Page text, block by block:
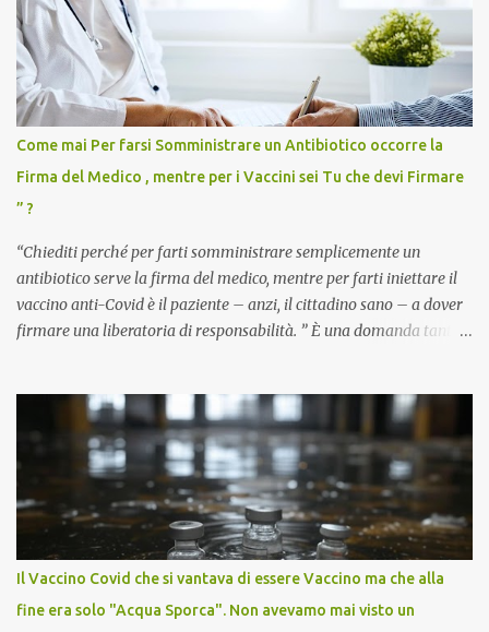
Come mai Per farsi Somministrare un Antibiotico occorre la
Firma del Medico , mentre per i Vaccini sei Tu che devi Firmare
” ?
“Chiediti perché per farti somministrare semplicemente un
antibiotico serve la firma del medico, mentre per farti iniettare il
vaccino anti-Covid è il paziente – anzi, il cittadino sano – a dover
firmare una liberatoria di responsabilità. ” È una domanda tanto
pandemia. Un interrogativo che dovrebbe scuotere chiunque abbia
ancora il coraggio di pensare con la propria testa. Per il vaccino
anti-Covid, un pro-farmaco, con autorizzazione condizionata,
sviluppato in tempi record, con tecnologie mai utilizzate prima su
larga scala, ancora oggetto di studio e di discussione
internazionale serve solo una firma. La tua. Lo si somministra
anche a persone sane, giovani, senza fattori di rischio, spesso già
serve una prescrizione. Non c’è diagnosi. Non c’è presa in carico.
Il Vaccino Covid che si vantava di essere Vaccino ma che alla
fine era solo "Acqua Sporca". Non avevamo mai visto un